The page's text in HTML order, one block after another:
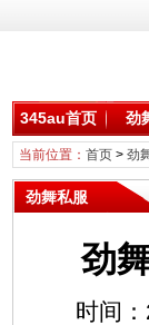
345au首页 劲
当前位置： 首页> 劲
劲舞私服
劲
时间